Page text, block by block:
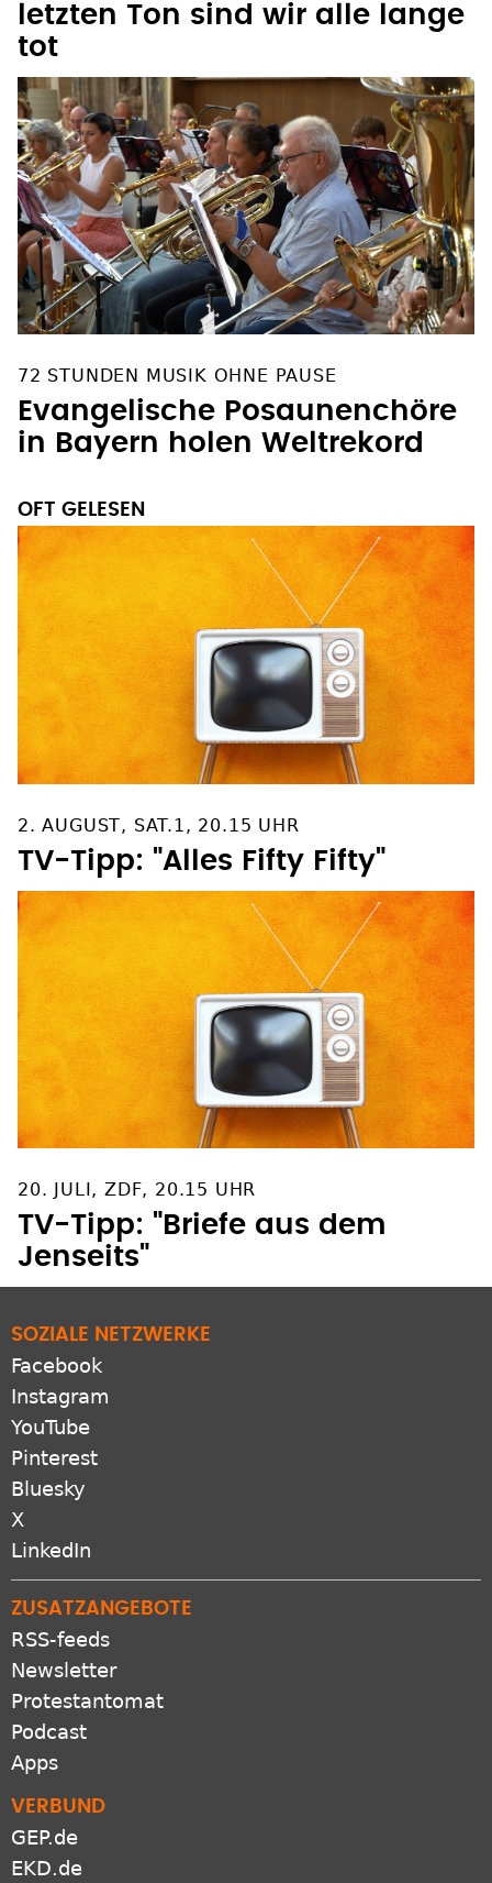
letzten Ton sind wir alle lange
tot
72 STUNDEN MUSIK OHNE PAUSE
Evangelische Posaunenchöre
in Bayern holen Weltrekord
OFT GELESEN
2. AUGUST, SAT.1, 20.15 UHR
TV-Tipp: "Alles Fifty Fifty"
20. JULI, ZDF, 20.15 UHR
TV-Tipp: "Briefe aus dem
Jenseits"
SOZIALE NETZWERKE
Facebook
Instagram
YouTube
Pinterest
Bluesky
X
LinkedIn
ZUSATZANGEBOTE
RSS-feeds
Newsletter
Protestantomat
Podcast
Apps
VERBUND
GEP.de
EKD.de